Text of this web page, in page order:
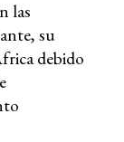
las
su
debido